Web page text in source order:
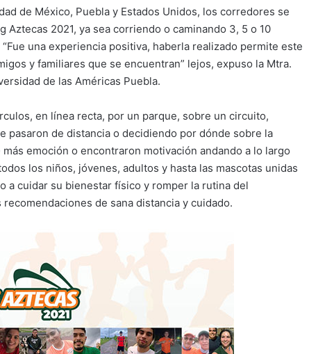
de México, Puebla y Estados Unidos, los corredores se
2021, ya sea corriendo o caminando 3, 5 o 10
una experiencia positiva, haberla realizado permite este
y familiares que se encuentran” lejos, expuso la Mtra.
de las Américas Puebla.
en línea recta, por un parque, sobre un circuito,
pasaron de distancia o decidiendo por dónde sobre la
emoción o encontraron motivación andando a lo largo
los niños, jóvenes, adultos y hasta las mascotas unidas
a cuidar su bienestar físico y romper la rutina del
de sana distancia y cuidado.